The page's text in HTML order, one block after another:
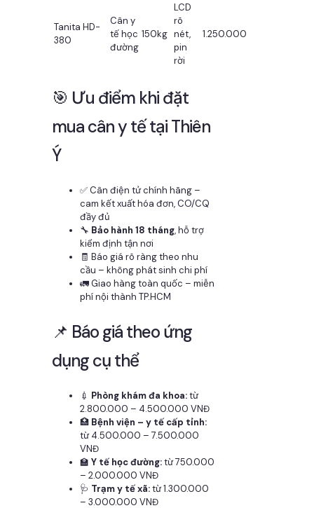
Tanita HD-
380
Cân y
tế học
đường
150kg
LCD
rõ
nét,
pin
rời
1.250.000
🎯 Ưu điểm khi đặt
mua cân y tế tại Thiên
Ý
✅ Cân điện tử chính hãng –
cam kết xuất hóa đơn, CO/CQ
đầy đủ
🔧 Bảo hành 18 tháng, hỗ trợ
kiểm định tận nơi
🧾 Báo giá rõ ràng theo nhu
cầu – không phát sinh chi phí
🚛 Giao hàng toàn quốc – miễn
phí nội thành TP.HCM
📌 Báo giá theo ứng
dụng cụ thể
💉 Phòng khám đa khoa:từ
2.800.000 – 4.500.000 VNĐ
🏥 Bệnh viện – y tế cấp tỉnh:
từ 4.500.000 – 7.500.000
VNĐ
🏫 Y tế học đường:từ 750.000
– 2.000.000 VNĐ
🩺 Trạm y tế xã:từ 1.300.000
– 3.000.000 VNĐ